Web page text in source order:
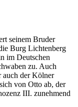
seinem Bruder
Burg Lichtenberg
im Deutschen
zu. Auch
auch der Kölner
von Otto ab, der
III. zunehmend